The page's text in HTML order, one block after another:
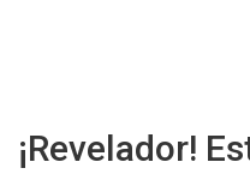
¡Revelador!